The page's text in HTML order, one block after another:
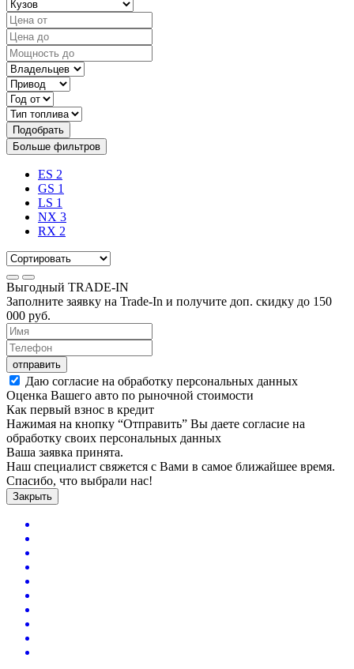
Подобрать
Больше фильтров
ES 2
GS 1
LS 1
NX 3
RX 2
Выгодный TRADE-IN
Заполните заявку на Trade-In и получите доп. скидку до 150
000 руб.
отправить
Даю согласие на обработку персональных данных
Оценка Вашего авто по рыночной стоимости
Как первый взнос в кредит
Нажимая на кнопку “Отправить” Вы даете согласие на
обработку своих персональных данных
Ваша заявка принята.
Наш специалист свяжется с Вами в самое ближайшее время.
Спасибо, что выбрали нас!
Закрыть